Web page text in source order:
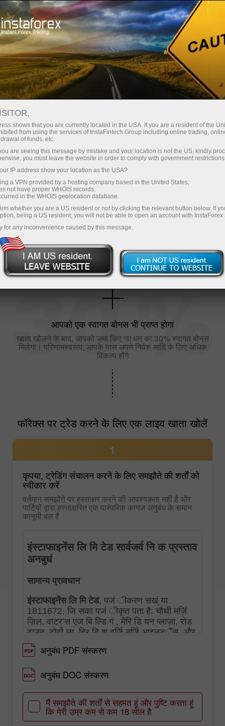
ट्रेडर्स के लिए
फॉरेक्स पर ट्रेड करने के लिए
एक लाइव खाता कैसे खोलें?
एक लाइव खाता एक ब्रोकरेज कंपनी में एक सट्टेबाज द्वारा
खोले गए फॉरेक्स ट्रेड के लिए नकद जमा है। ऐसा खाता
खोलने के लिए, एक व्यापारी को फॉरेक्स पर लॉन्ग/शॉर्ट
पोजीशन खोलने के लिए जमा करने की आवश्यकता होती है।
खाते के पंजीकरण में कुछ ही मिनट लगेंगे
आपको एक स्वागत बोनस भी प्राप्त होगा
खाता खोलने के बाद, आपको जमा किए गए धन का 30% स्वागत बोनस
मिलेगा। परिणामस्वरूप, आपके पास अपने निवेश आदि के लिए अधिक
विकल्प होंगे
फॉरेक्स पर ट्रेड करने के लिए एक लाइव खाता खोलें
1
कृपया, ट्रेडिंग संचालन करने के लिए समझौते की शर्तों को
स्वीकार करें
वर्तमान समझौते पर हस्ताक्षर करने की आवश्यकता नहीं है और
पार्टियों द्वारा हस्ताक्षरित एक पारंपरिक कागज अनुबंध के समान
कानूनी बल है
अनुबंध PDF संस्करण
अनुबंध DOC संस्करण
मैं समझौते की शर्तों से सहमत हूं और पुष्टि करता हूं
कि मेरी उम्र कम से कम 18 साल है
shows that you are currently located in the USA. If you are a resident of the
from using the services of InstaFintech Group including online trading,
of funds, etc.
are seeing this message by mistake and your location is not the US, kindly
you must leave the website in order to comply with government
IP address show your location as the USA?
a VPN provided by a hosting company based in the United States;
not have proper WHOIS records;
in the WHOIS geolocation database.
whether you are a US resident or not by clicking the relevant button below. If
being a US resident, you will not be able to open an account with InstaForex
for any inconvenience caused by this message.